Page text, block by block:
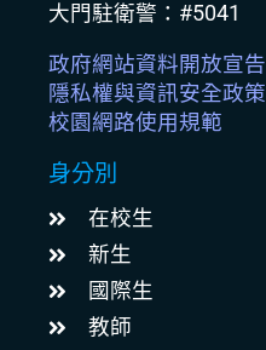
大門駐衛警：#5041
政府網站資料開放宣告
隱私權與資訊安全政策
校園網路使用規範
身分別
在校生
新生
國際生
教師